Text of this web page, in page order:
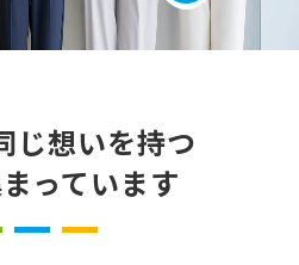
じ想いを持つ
っています